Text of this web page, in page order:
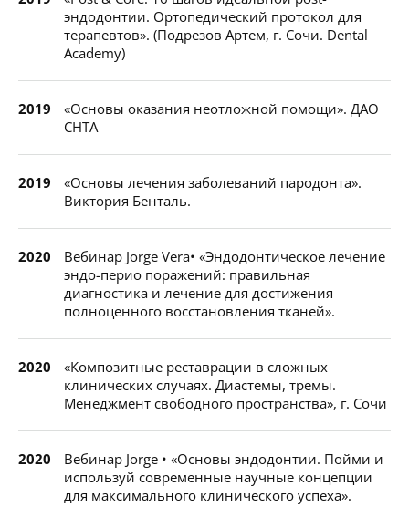
эндодонтии. Ортопедический протокол для
терапевтов». (Подрезов Артем, г. Сочи. Dental
Academy)
2019
«Основы оказания неотложной помощи». ДАО
СНТА
2019
«Основы лечения заболеваний пародонта».
Виктория Бенталь.
2020
Вебинар Jorge Vera• «Эндодонтическое лечение
эндо-перио поражений: правильная
диагностика и лечение для достижения
полноценного восстановления тканей».
2020
«Композитные реставрации в сложных
клинических случаях. Диастемы, тремы.
Менеджмент свободного пространства», г. Сочи
2020
Вебинар Jorge • «Основы эндодонтии. Пойми и
используй современные научные концепции
для максимального клинического успеха».